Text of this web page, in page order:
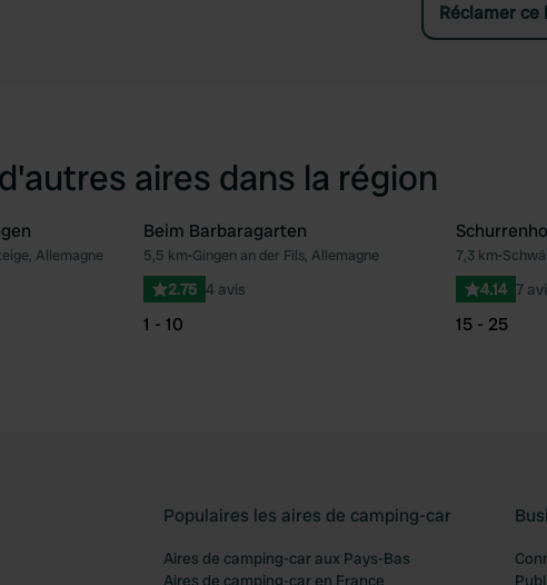
Réclamer ce
aires dans la région
Préféré
Allemagne Préféré
Beim Barbaragarten
5,5 km•Gingen an der Fils, Allemagne
2.75 4 avis
1 - 10
7,3 km•
4.14 7
15 - 25
Populaires les aires de camping-car
Aires de camping-car aux Pays-Bas
Aires de camping-car en France